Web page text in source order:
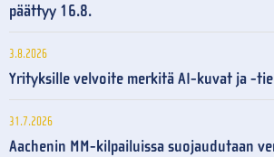
päättyy 16.8.
3.8.2026
Yrityksille velvoite merkitä AI-kuvat ja -
31.7.2026
Aachenin MM-kilpailuissa suojaudutaan